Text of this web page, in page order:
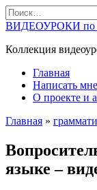
Перейти
к
содержанию
Search
for:
ВИДЕОУРОКИ
Коллекция
Главная
Написать мне
О проекте и
Главная »
языке –